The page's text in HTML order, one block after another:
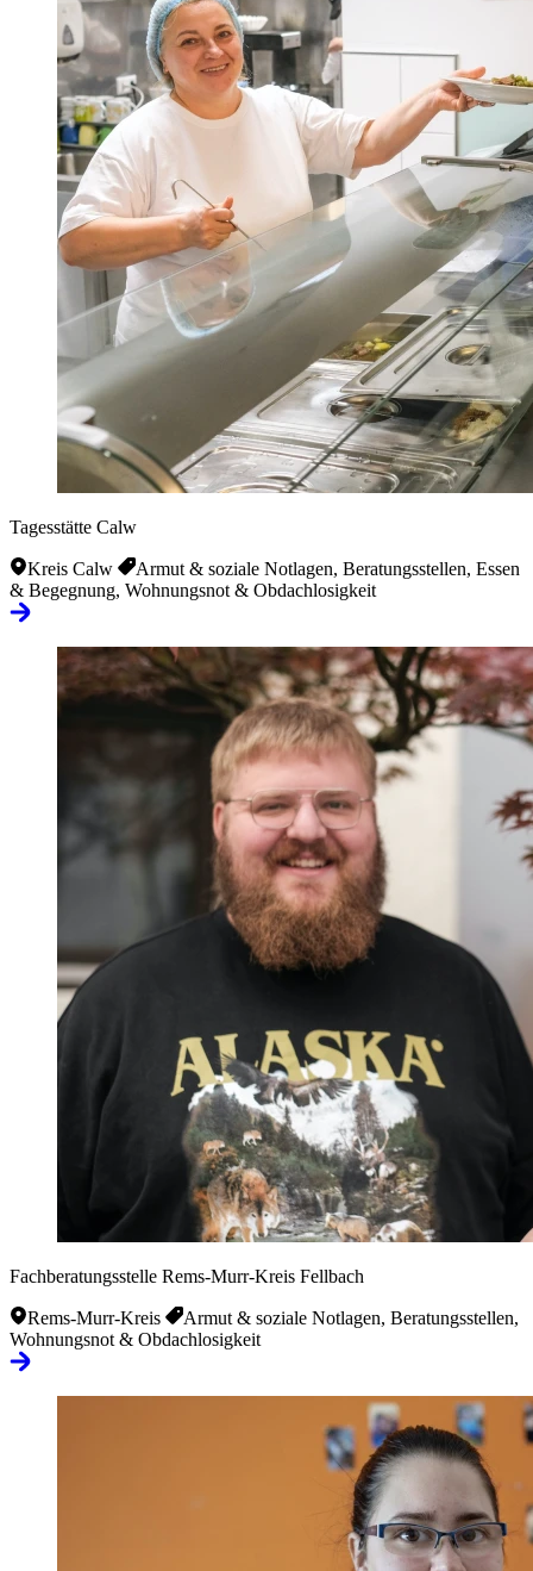
Tagesstätte Calw
Kreis Calw
Armut & soziale Notlagen, Beratungsstellen, Essen
& Begegnung, Wohnungsnot & Obdachlosigkeit
Fachberatungsstelle Rems-Murr-Kreis Fellbach
Rems-Murr-Kreis
Armut & soziale Notlagen, Beratungsstellen,
Wohnungsnot & Obdachlosigkeit